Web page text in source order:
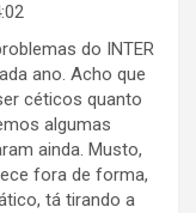
do INTER
ano. Acho que
céticos quanto
algumas
ainda. Musto,
fora de forma,
tá tirando a